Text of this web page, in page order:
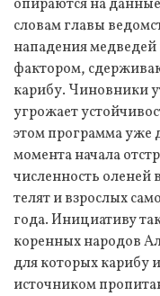
опираются на
словам главы
нападения медведей
фактором,
карибу. Чиновники
угрожает
этом программа уже
момента начала
численность оленей
телят и взрослых
года. Инициативу
коренных народов
для которых карибу
источником